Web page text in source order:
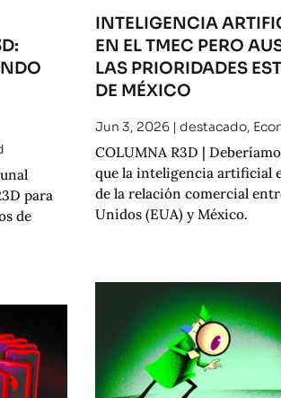
para
de
INTELIGENCIA
EN EL TMEC PERO
LAS PRIORIDADES
DE MÉXICO
Jun 3, 2026 |destacado,
COLUMNA R3D |
que la inteligencia artificial
de la relación comercial
Unidos (EUA) y México.